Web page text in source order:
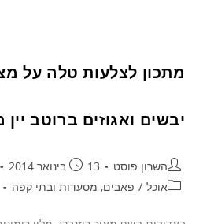
מתכון לצלעות טלה על
יבשים ואגוזים ברוטב יין
השרון פוסט
13 בינואר 2014
אוכל / פאבים, מסעדות ובתי קפה